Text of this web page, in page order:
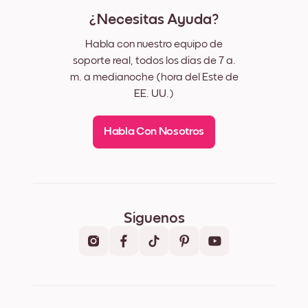
¿Necesitas Ayuda?
Habla con nuestro equipo de
soporte real, todos los días de 7 a.
m. a medianoche (hora del Este de
EE. UU.)
Habla Con Nosotros
Síguenos